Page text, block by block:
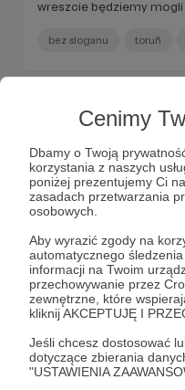
Cenimy
Dbamy o Twoją
korzystania z naszych
poniżej prezentujemy Ci
zasadach przetwarzania
osobowych.
Aby wyrazić zgody na
automatycznego
informacji na Twoim
przechowywanie przez
zewnętrzne, które
kliknij AKCEPTUJĘ I
Jeśli chcesz dostosować
dotyczące zbierania
"USTAWIENIA
wreszcie będziemy mogli
obaj zostajemy
bez sloganu toruñ
22.06.2021 ● Brak komentarzy
Najnowsze serie
Dzięki Waszemu
serii. Dziękujemy.